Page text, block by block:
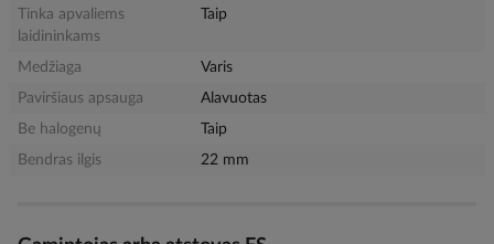
Tinka apvaliems
laidininkams
Taip
Medžiaga
Varis
Paviršiaus apsauga
Alavuotas
Be halogenų
Taip
Bendras ilgis
22 mm